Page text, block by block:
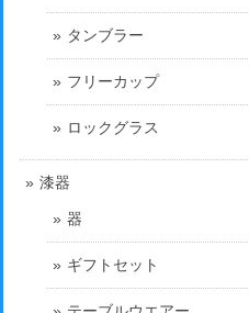
タンブラー
フリーカップ
ロックグラス
漆器
器
ギフトセット